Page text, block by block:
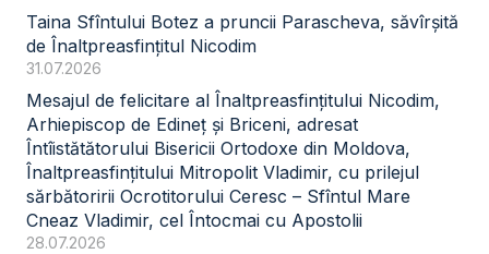
Taina Sfîntului Botez a pruncii Parascheva, săvîrșită
de Înaltpreasfințitul Nicodim
31.07.2026
Mesajul de felicitare al Înaltpreasfințitului Nicodim,
Arhiepiscop de Edineț și Briceni, adresat
Întîistătătorului Bisericii Ortodoxe din Moldova,
Înaltpreasfințitului Mitropolit Vladimir, cu prilejul
sărbătoririi Ocrotitorului Ceresc – Sfîntul Mare
Cneaz Vladimir, cel Întocmai cu Apostolii
28.07.2026